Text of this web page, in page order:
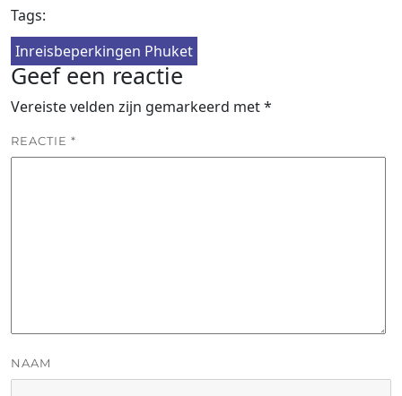
Tags:
Inreisbeperkingen Phuket
Geef een reactie
Vereiste velden zijn gemarkeerd met*
REACTIE *
NAAM